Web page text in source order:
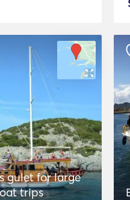
gulet for large
trips